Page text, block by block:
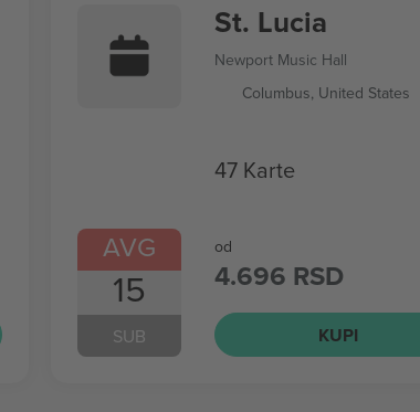
AVG
15
SUB
St. Lucia
Newport Music Hall
Columbus, United States
47 Karte
od
4.696 RSD
KUPI